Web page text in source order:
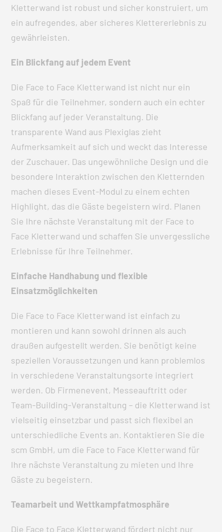
Kletterwand ist robust und sicher konstruiert, um
ein aufregendes, aber sicheres Klettererlebnis zu
gewährleisten.
Ein Blickfang auf jedem Event
Die Face to Face Kletterwand ist nicht nur ein
Spaß für die Teilnehmer, sondern auch ein echter
Blickfang auf jeder Veranstaltung. Die
transparente Wand aus Plexiglas zieht
Aufmerksamkeit auf sich und weckt das Interesse
der Zuschauer. Das ungewöhnliche Design und die
besondere Interaktion zwischen den Kletternden
machen dieses Event-Modul zu einem echten
Highlight, das die Gäste begeistern wird. Planen
Sie Ihre nächste Veranstaltung mit der Face to
Face Kletterwand und schaffen Sie unvergessliche
Erlebnisse für Ihre Teilnehmer.
Einfache Handhabung und flexible
Einsatzmöglichkeiten
Die Face to Face Kletterwand ist einfach zu
montieren und kann sowohl drinnen als auch
draußen aufgestellt werden. Sie benötigt keine
speziellen Voraussetzungen und kann problemlos
in verschiedene Veranstaltungsorte integriert
werden. Ob Firmenevent, Messeauftritt oder
Team-Building-Veranstaltung – die Kletterwand ist
vielseitig einsetzbar und passt sich flexibel an
unterschiedliche Events an. Kontaktieren Sie die
scm GmbH, um die Face to Face Kletterwand für
Ihre nächste Veranstaltung zu mieten und Ihre
Gäste zu begeistern.
Teamarbeit und Wettkampfatmosphäre
Die Face to Face Kletterwand fördert nicht nur